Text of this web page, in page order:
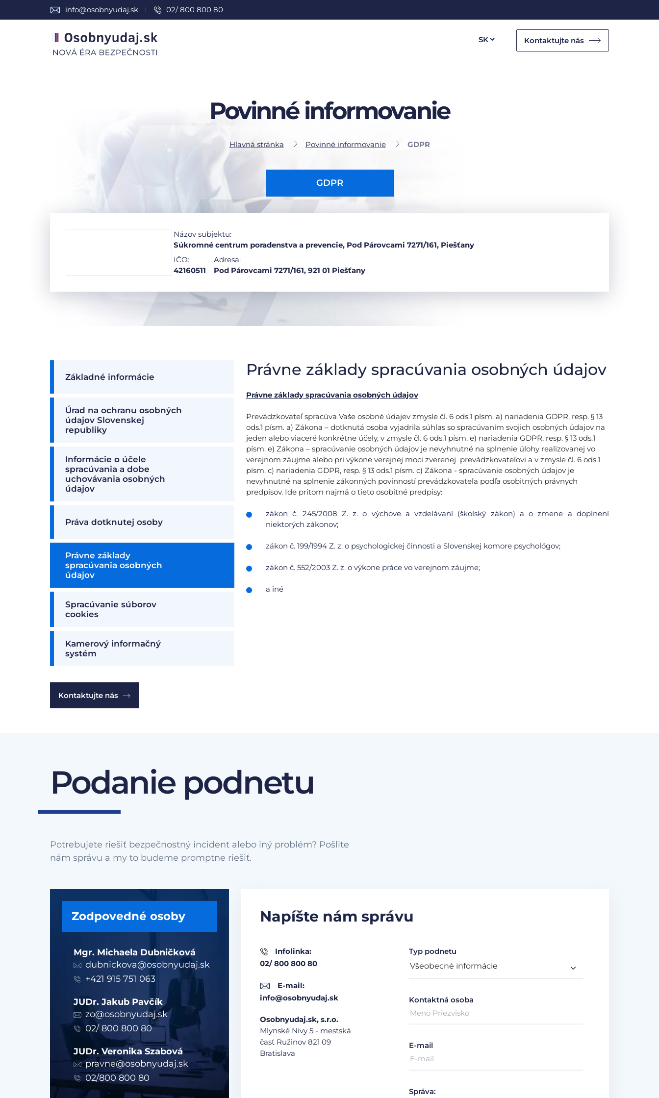
info@osobnyudaj.sk 02/ 800 800 80
Kontaktujte nás
Povinné informovanie
Hlavná stránka Povinné informovanie GDPR
GDPR
Názov subjektu:
Súkromné centrum poradenstva a prevencie, Pod Párovcami 7271/161, Piešťany
IČO:
42160511
Adresa:
Pod Párovcami 7271/161, 921 01 Piešťany
Základné informácie
Úrad na ochranu osobných
údajov Slovenskej
republiky
Informácie o účele
spracúvania a dobe
uchovávania osobných
údajov
Práva dotknutej osoby
Právne základy
spracúvania osobných
údajov
Spracúvanie súborov
cookies
Kamerový informačný
systém
Kontaktujte nás
Právne základy spracúvania osobných údajov
Právne základy spracúvania osobných údajov
Prevádzkovateľ spracúva Vaše osobné údajev zmysle čl. 6 ods.1 písm. a) nariadenia GDPR, resp. § 13
ods.1 písm. a) Zákona – dotknutá osoba vyjadrila súhlas so spracúvaním svojich osobných údajov na
jeden alebo viaceré konkrétne účely, v zmysle čl. 6 ods.1 písm. e) nariadenia GDPR, resp. § 13 ods.1
písm. e) Zákona – spracúvanie osobných údajov je nevyhnutné na splnenie úlohy realizovanej vo
verejnom záujme alebo pri výkone verejnej moci zverenej prevádzkovateľovi a v zmysle čl. 6 ods.1
písm. c) nariadenia GDPR, resp. § 13 ods.1 písm. c) Zákona - spracúvanie osobných údajov je
nevyhnutné na splnenie zákonných povinností prevádzkovateľa podľa osobitných právnych
predpisov. Ide pritom najmä o tieto osobitné predpisy:
zákon č. 245/2008 Z. z. o výchove a vzdelávaní (školský zákon) a o zmene a doplnení
niektorých zákonov;
zákon č. 199/1994 Z. z. o psychologickej činnosti a Slovenskej komore psychológov;
zákon č. 552/2003 Z. z. o výkone práce vo verejnom záujme;
a iné
Podanie podnetu
Potrebujete riešiť bezpečnostný incident alebo iný problém? Pošlite
Zodpovedné osoby
Mgr. Michaela Dubničková
dubnickova@osobnyudaj.sk
+421 915 751 063
JUDr. Jakub Pavčík
zo@osobnyudaj.sk
02/ 800 800 80
JUDr. Veronika Szabová
pravne@osobnyudaj.sk
02/800 800 80
Napíšte nám správu
Infolinka:
02/ 800 800 80
E-mail:
info@osobnyudaj.sk
Osobnyudaj.sk, s.r.o.
Mlynské Nivy 5 - mestská
časť Ružinov 821 09
Bratislava
Typ podnetu
Kontaktná osoba
E-mail
Správa: